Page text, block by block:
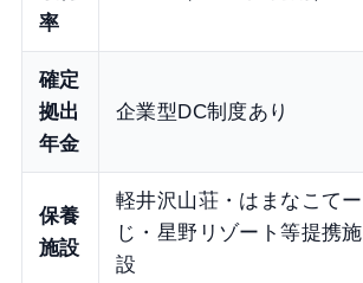
率
確定
拠出
年金
企業型DC制度あり
保養
施設
軽井沢山荘・はまなこてー
じ・星野リゾート等提携施
設